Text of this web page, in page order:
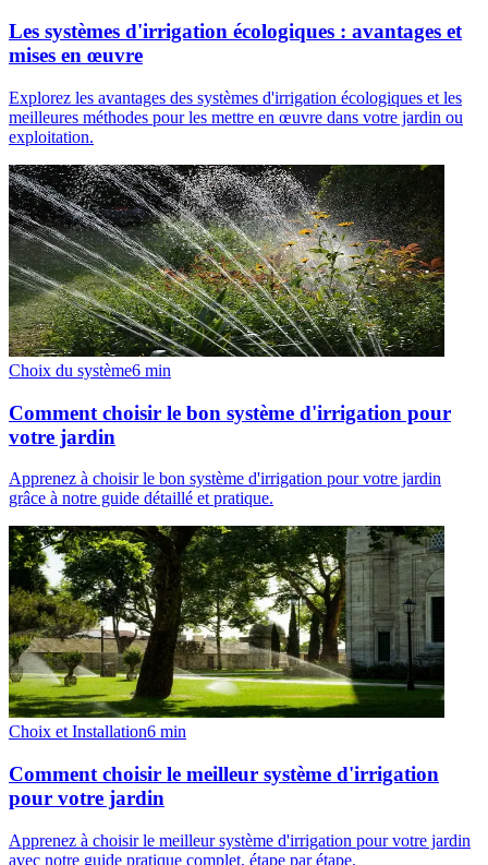
Les systèmes d'irrigation écologiques : avantages et
mises en œuvre
Explorez les avantages des systèmes d'irrigation écologiques et les
meilleures méthodes pour les mettre en œuvre dans votre jardin ou
exploitation.
Choix du système6 min
Comment choisir le bon système d'irrigation pour
votre jardin
Apprenez à choisir le bon système d'irrigation pour votre jardin
grâce à notre guide détaillé et pratique.
Choix et Installation6 min
Comment choisir le meilleur système d'irrigation
pour votre jardin
Apprenez à choisir le meilleur système d'irrigation pour votre jardin
avec notre guide pratique complet, étape par étape.